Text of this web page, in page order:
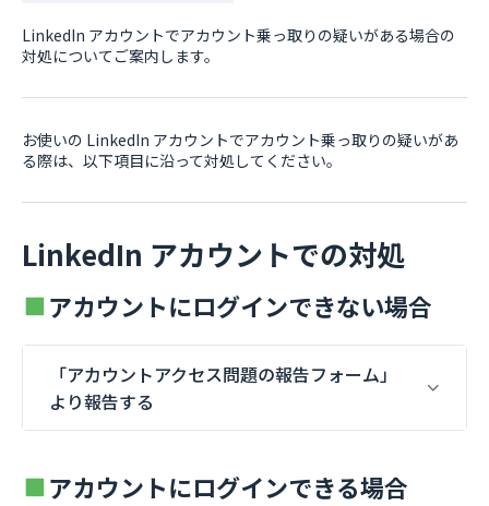
LinkedIn アカウントでアカウント乗っ取りの疑いがある場合の
対処についてご案内します。
お使いの LinkedIn アカウントでアカウント乗っ取りの疑いがあ
る際は、以下項目に沿って対処してください。
LinkedIn アカウントでの対処
アカウントにログインできない場合
「アカウントアクセス問題の報告フォーム」
より報告する
アカウントにログインできる場合